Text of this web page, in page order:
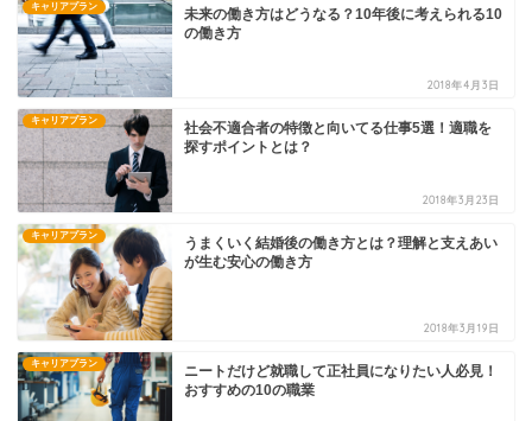
キャリアプラン
未来の働き方はどうなる？10年後に考えられる10
の働き方
2018年4月3日
キャリアプラン
社会不適合者の特徴と向いてる仕事5選！適職を
探すポイントとは？
2018年3月23日
キャリアプラン
うまくいく結婚後の働き方とは？理解と支えあい
が生む安心の働き方
2018年3月19日
キャリアプラン
ニートだけど就職して正社員になりたい人必見！
おすすめの10の職業